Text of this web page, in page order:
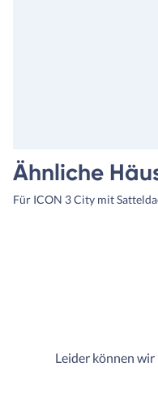
Ähnliche
Für ICON 3 City mit
Leider können